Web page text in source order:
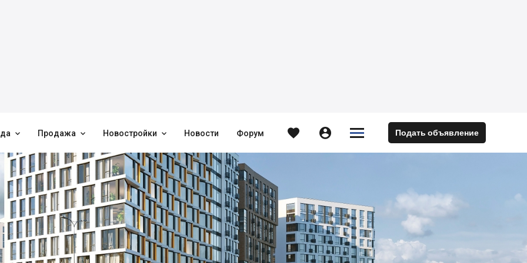
 Продажа  Новостройки  Новости Форум   

 Подать объявление